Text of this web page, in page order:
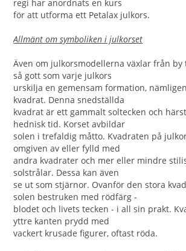
regi har anordnats en kurs
för att utforma ett Petalax julkors.
Allmänt om symboliken i julkorset
Även om julkorsmodellerna växlar från
så gott som varje julkors
urskilja en gemensam formation,
kvadrat. Denna snedställda
kvadrat är ett gammalt soltecken och
hednisk tid. Korset avbildar
solen i trefaldig måtto. Kvadraten på
omgiven av eller fylld med
andra kvadrater och mer eller mindre
solstrålar. Dessa kan även
se ut som stjärnor. Ovanför den stora
solen bestruken med rödfärg -
blodet och livets tecken - i all sin prakt.
yttre kanten prydd med
vackert krusade figurer, oftast röda.